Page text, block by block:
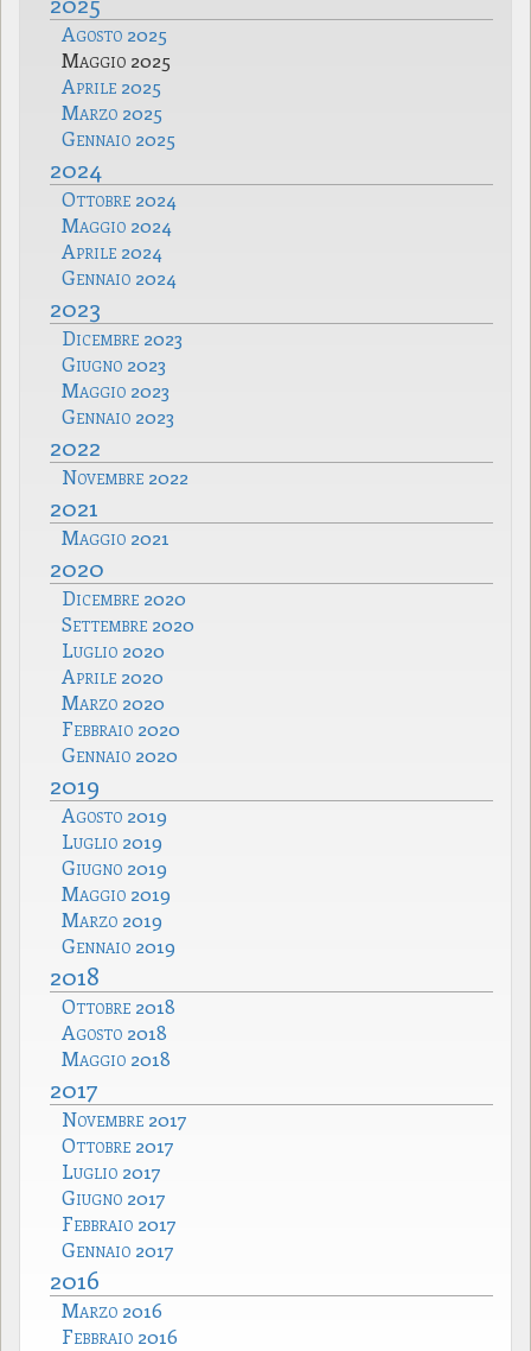
Agosto 2025
Maggio 2025
Aprile 2025
Marzo 2025
Gennaio 2025
2024
Ottobre 2024
Maggio 2024
Aprile 2024
Gennaio 2024
2023
Dicembre 2023
Giugno 2023
Maggio 2023
Gennaio 2023
2022
Novembre 2022
2021
Maggio 2021
2020
Dicembre 2020
Settembre 2020
Luglio 2020
Aprile 2020
Marzo 2020
Febbraio 2020
Gennaio 2020
2019
Agosto 2019
Luglio 2019
Giugno 2019
Maggio 2019
Marzo 2019
Gennaio 2019
2018
Ottobre 2018
Agosto 2018
Maggio 2018
2017
Novembre 2017
Ottobre 2017
Luglio 2017
Giugno 2017
Febbraio 2017
Gennaio 2017
2016
Marzo 2016
Febbraio 2016